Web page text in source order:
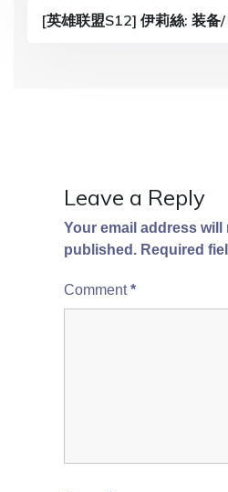
[英雄联盟S12] 伊莉絲: 装备
Leave a Reply
Your email address will
published. Required
Comment*